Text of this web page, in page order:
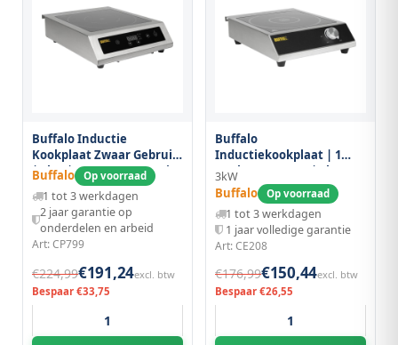
Buffalo Inductie
Kookplaat Zwaar Gebruik
| 3kw | Met Pan Detectie
| 390x490x120(h)mm
Buffalo Op voorraad
1 tot 3 werkdagen
2 jaar garantie op
onderdelen en arbeid
Art: CP799
€224,99€191,24excl. btw
Bespaar €33,75
Buffalo
Inductiekookplaat | 1
Kookpunt (ø280) | 3kw
(230v) |
330x430x100(h)mm
3kW
Buffalo Op voorraad
1 tot 3 werkdagen
1 jaar volledige garantie
Art: CE208
€176,99€150,44excl. btw
Bespaar €26,55